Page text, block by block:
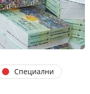
Специални